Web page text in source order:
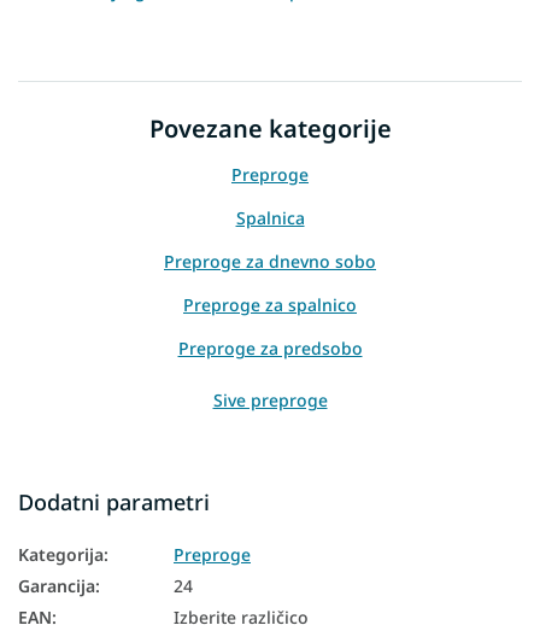
Povezane kategorije
Preproge
Spalnica
Preproge za dnevno sobo
Preproge za spalnico
Preproge za predsobo
Sive preproge
Dodatni parametri
Kategorija:
Preproge
Garancija:
24
EAN:
Izberite različico